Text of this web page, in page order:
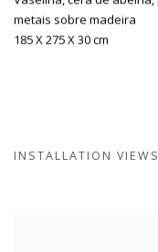
metais sobre madeira
185 X 275 X 30 cm
INSTALLATION VIEWS